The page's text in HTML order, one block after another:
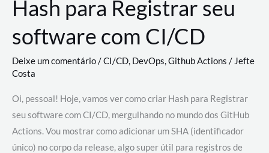
Hash para Registrar seu
software com CI/CD
Deixe um comentário/CI/CD, DevOps,Github Actions /Jefte
Costa
Oi, pessoal! Hoje, vamos ver como criar Hash para Registrar
seu software com CI/CD, mergulhando no mundo dos GitHub
Actions. Vou mostrar como adicionar um SHA (identificador
único) no corpo da release, algo super útil para registros de